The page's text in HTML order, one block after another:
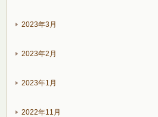
2023年3月
2023年2月
2023年1月
2022年11月